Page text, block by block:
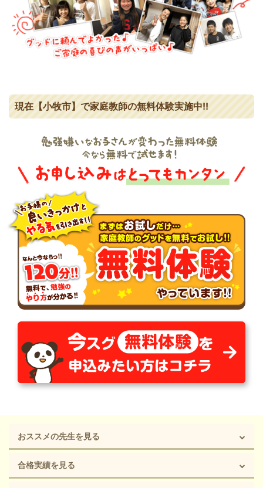
現在【小牧市】で家庭教師の無料体験実施中!!
おススメの先生を見る
合格実績を見る